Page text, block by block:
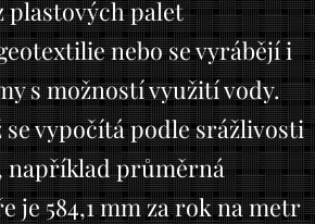
plastových palet
nebo se vyrábějí i
s možností využití vody.
se vypočítá podle srážlivosti
například průměrná
je 584,1 mm za rok na metr